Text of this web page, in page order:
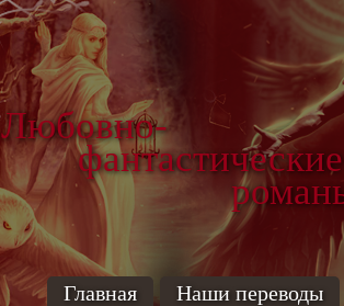
Любовно-
фантастические
Главная Наши переводы